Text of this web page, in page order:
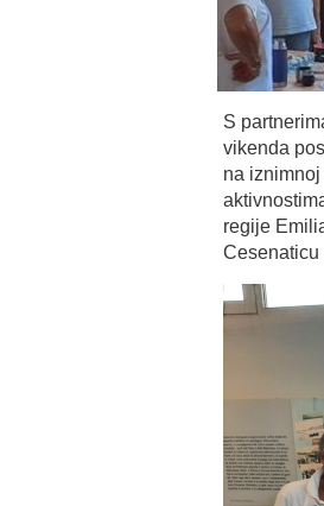
S
vikenda
na
regije
Cesenaticu